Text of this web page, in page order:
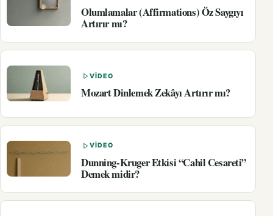
Olumlamalar (Affirmations) Öz Saygıyı
Artırır mı?
VIDEO
Mozart Dinlemek Zekâyı Artırır mı?
VIDEO
Dunning-Kruger Etkisi “Cahil Cesareti”
Demek midir?